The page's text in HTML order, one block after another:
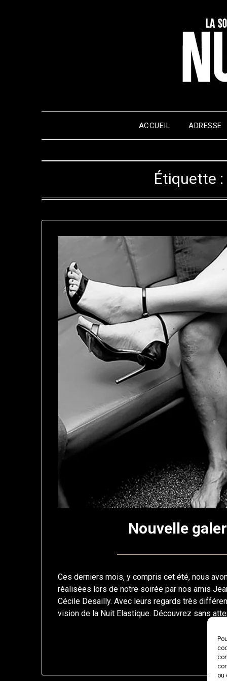
ou
ACCUEIL ADRESSE
Étiquette :
Nouvelle
Ces derniers mois, y compris cet été, nous
réalisées lors de notre soirée par nos amis
Cécile Desailly. Avec leurs regards très
vision de la Nuit Elastique. Découvrez sans